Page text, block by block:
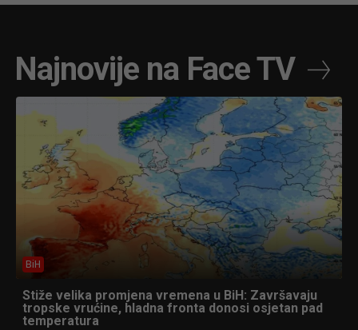
Najnovije na Face TV
BiH
Stiže velika promjena vremena u BiH: Završavaju
tropske vrućine, hladna fronta donosi osjetan pad
temperatura